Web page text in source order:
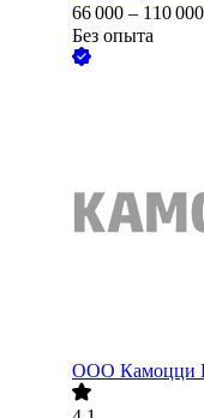
66 000 – 110 000
Без опыта
ООО Камоцци